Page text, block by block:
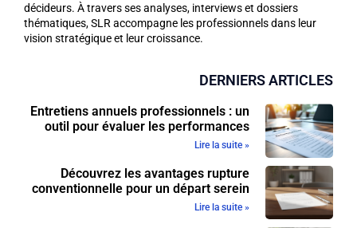
décideurs. À travers ses analyses, interviews et dossiers
thématiques, SLR accompagne les professionnels dans leur
vision stratégique et leur croissance.
DERNIERS ARTICLES
Entretiens annuels professionnels : un
outil pour évaluer les performances
Lire la suite »
Découvrez les avantages rupture
conventionnelle pour un départ serein
Lire la suite »